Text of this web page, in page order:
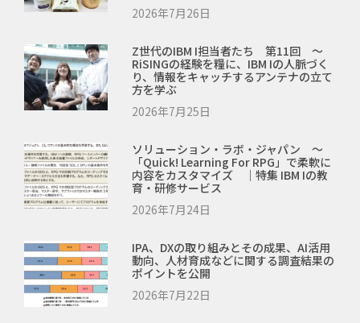
2026年7月26日
Z世代のIBM I担当者たち 第11回 ～
RiSINGの経験を糧に、IBM Iの人脈づく
り、情報をキャッチするアンテナの立て
方を学ぶ
2026年7月25日
ソリューション・ラボ・ジャパン ～
「Quick! Learning For RPG」で柔軟に
内容をカスタマイズ ｜特集 IBM Iの教
育・研修サービス
2026年7月24日
IPA、DXの取り組みとその成果、AI活用
動向、人材育成などに関する調査結果の
ポイントを公開
2026年7月22日